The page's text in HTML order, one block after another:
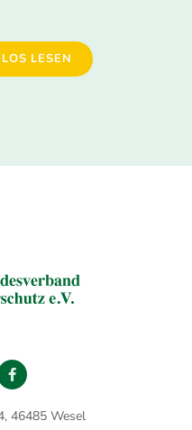
LESEN
46485 Wesel